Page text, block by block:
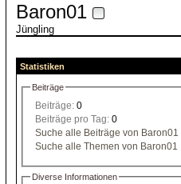
Baron01
Jüngling
Statistiken
Beiträge
Beiträge: 0
Beiträge pro Tag: 0
Suche alle Beiträge von Baron01
Suche alle Themen von Baron01
Diverse Informationen